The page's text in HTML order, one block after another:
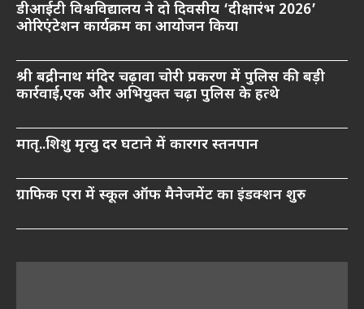
डीआईटी विश्वविद्यालय ने दो दिवसीय ‘दीक्षारंभ 2026’
ओरिएंटेशन कार्यक्रम का आयोजन किया
श्री बद्रीनाथ मंदिर चढ़ावा चोरी प्रकरण में पुलिस की बड़ी
कार्रवाई,एक और अभियुक्त चढ़ा पुलिस के हत्थे
मातृ..शिशु मृत्यु दर घटाने में कारगर स्तनपान
ग्राफिक एरा में स्कूल ऑफ मैनेजमेंट का इंडक्शन शुरु